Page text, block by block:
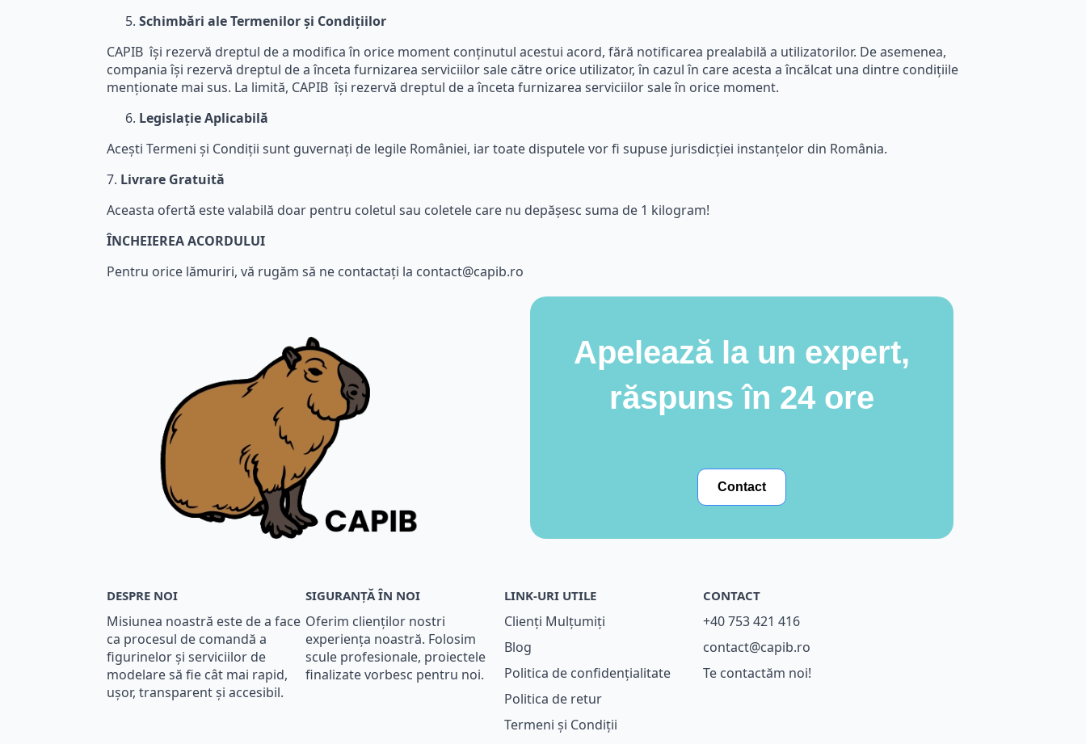
Schimbări ale Termenilor și Condițiilor
CAPIB își rezervă dreptul de a modifica în orice moment conținutul acestui acord, fără notificarea prealabilă a utilizatorilor. De asemenea,
compania își rezervă dreptul de a înceta furnizarea serviciilor sale către orice utilizator, în cazul în care acesta a încălcat una dintre condițiile
menționate mai sus. La limită, CAPIB își rezervă dreptul de a înceta furnizarea serviciilor sale în orice moment.
Legislație Aplicabilă
Acești Termeni și Condiții sunt guvernați de legile României, iar toate disputele vor fi supuse jurisdicției instanțelor din România.
7. Livrare Gratuită
Aceasta ofertă estevalabilă doar pentru coletul sau coletele care nu depășesc suma de 1 kilogram!
ÎNCHEIEREA ACORDULUI
Pentru orice lămuriri, vă rugăm să ne contactați la contact@capib.ro
Apelează la un expert,
răspuns în 24 ore
Contact
DESPRE NOI
Misiunea noastră este de a face
ca procesul de comandă a
figurinelor și serviciilor de
modelare să fie cât mai rapid,
ușor, transparent și accesibil.
SIGURANȚĂ ÎN NOI
Oferim clienților nostri
experiența noastră. Folosim
scule profesionale, proiectele
finalizate vorbesc pentru noi.
LINK-URI UTILE
Clienți Mulțumiți
Blog
Politica de confidențialitate
Politica de retur
Termeni și Condiții
CONTACT
+40 753 421 416
contact@capib.ro
Te contactăm noi!